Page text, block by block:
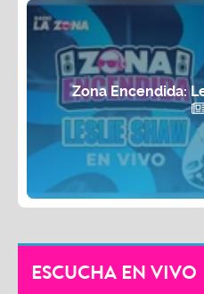
Zona Encendida:
ESCUCHA EN VIVO